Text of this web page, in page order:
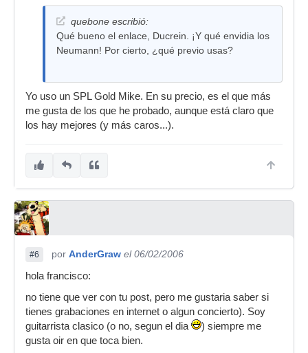
quebone escribió:
Qué bueno el enlace, Ducrein. ¡Y qué envidia los
Neumann! Por cierto, ¿qué previo usas?
Yo uso un SPL Gold Mike. En su precio, es el que más
me gusta de los que he probado, aunque está claro que
los hay mejores (y más caros...).
#6 por AnderGraw el 06/02/2006
hola francisco:
no tiene que ver con tu post, pero me gustaria saber si
tienes grabaciones en internet o algun concierto). Soy
guitarrista clasico (o no, segun el dia
) siempre me
gusta oir en que toca bien.